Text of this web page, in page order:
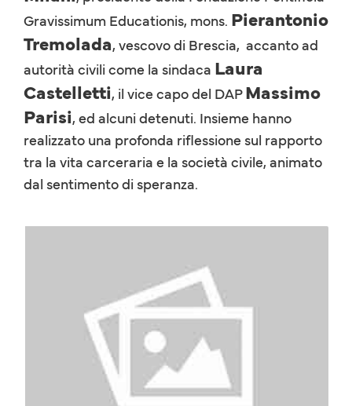
Gravissimum Educationis, mons. Pierantonio
Tremolada, vescovo di Brescia, accanto ad
autorità civili come la sindaca Laura
Castelletti, il vice capo del DAPMassimo
Parisi, ed alcuni detenuti. Insieme hanno
realizzato una profonda riflessione sul rapporto
tra la vita carceraria e la società civile, animato
dal sentimento di speranza.